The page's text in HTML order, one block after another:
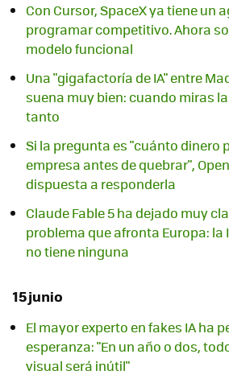
Con Cursor, SpaceX ya tiene un
programar competitivo. Ahora
modelo funcional
Una "gigafactoría de IA" entre
suena muy bien: cuando miras
tanto
Si la pregunta es "cuánto dinero
empresa antes de quebrar",
dispuesta a responderla
Claude Fable 5 ha dejado muy
problema que afronta Europa: la
no tiene ninguna
15 junio
El mayor experto en fakes IA ha
esperanza: "En un año o dos,
visual será inútil"